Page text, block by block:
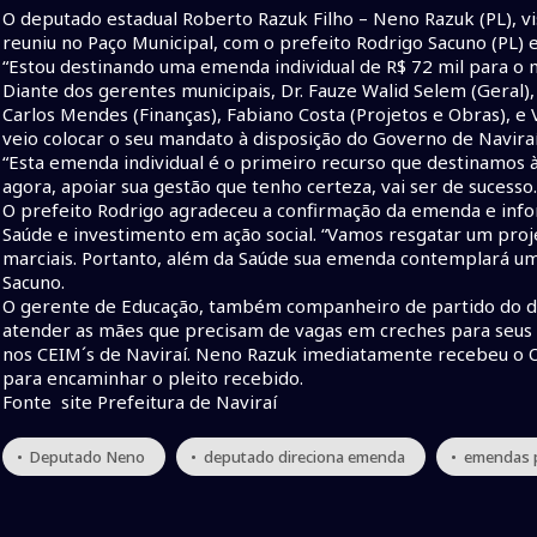
O deputado estadual Roberto Razuk Filho – Neno Razuk
reuniu no Paço Municipal, com o prefeito Rodrigo Sacuno
“Estou destinando uma emenda individual de R$ 72 mil para o
Diante dos gerentes municipais, Dr. Fauze Walid Selem
Carlos Mendes (Finanças), Fabiano Costa (Projetos e Obras),
veio colocar o seu mandato à disposição do Governo de
“Esta emenda individual é o primeiro recurso que
agora, apoiar sua gestão que tenho certeza, vai ser de
O prefeito Rodrigo agradeceu a confirmação da emenda e
Saúde e investimento em ação social. “Vamos resgatar um
marciais. Portanto, além da Saúde sua emenda contemplará
Sacuno.
O gerente de Educação, também companheiro de partido do
atender as mães que precisam de vagas em creches para
nos CEIM´s de Naviraí. Neno Razuk imediatamente recebeu
para encaminhar o pleito recebido.
Fonte site Prefeitura de Naviraí
• Deputado Neno • deputado direciona emenda • emendas